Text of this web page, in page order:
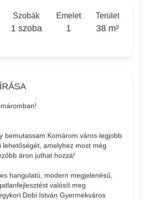
Szobák
1 szoba
Emelet
1
Terület
38 m²
bemutassam Komárom város legjobb
lehetőségét, amelyhez most még
áron juthat hozzá!
hangulatú, modern megjelenésű,
valósít meg
Dobi István Gyermekváros